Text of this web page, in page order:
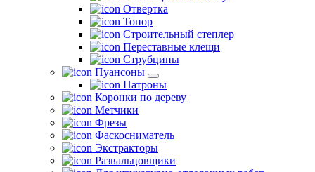
Отвертка
Топор
Строительный степлер
Переставные клещи
Струбцины
Пуансоны
Патроны
Коронки по дереву
Метчики
Фрезы
Фаскосниматель
Экстракторы
Развальцовщики